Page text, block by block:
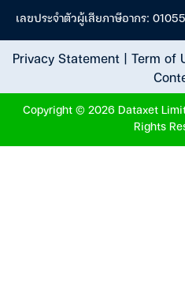
เลขประจำตัวผู้เสียภาษีอากร:
Privacy Statement| Term of
Copyright © 2026 Dataxet
Rights